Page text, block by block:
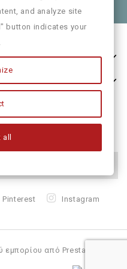
of form humour or
Pinterest Instagram
εμπορίου από PrestaShop™
and analyze site
button indicates your